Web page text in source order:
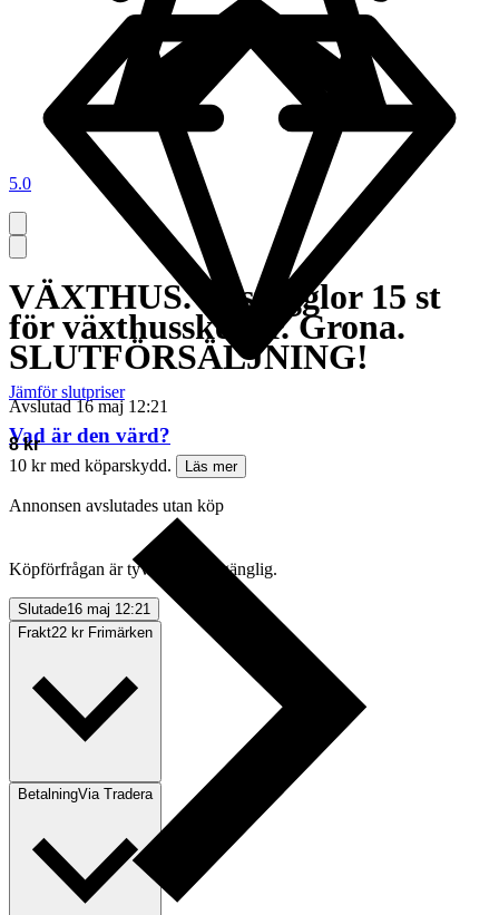
5.0
VÄXTHUS. Fästögglor 15 st
för växthusskenor. Grona.
SLUTFÖRSÄLJNING!
Avslutad 16 maj 12:21
8 kr
10 kr med köparskydd.
Läs mer
Annonsen avslutades utan köp
Köpförfrågan är tyvärr inte tillgänglig.
Slutade16 maj 12:21
Frakt22 kr Frimärken
BetalningVia Tradera
Jämför slutpriser
Vad är den värd?